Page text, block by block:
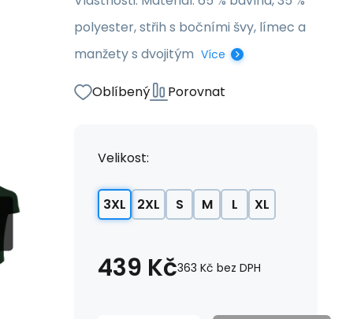
polyester, střih s bočními švy, límec a
manžety s dvojitým Více
Oblíbený Porovnat
Velikost:
3XL 2XL S M L XL
439 Kč363 Kč bez DPH